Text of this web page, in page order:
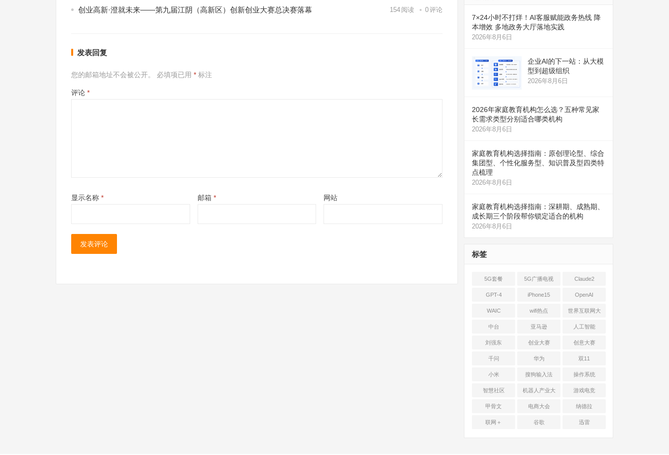
创业高新·澄就未来——第九届江阴（高新区）创新创业大赛总决赛落幕 154 阅读 0评论
发表回复
您的邮箱地址不会被公开。 必填项已用 * 标注
评论 *
显示名称 * 邮箱 * 网站
7×24小时不打烊！AI客服赋能政务热线 降
本增效 多地政务大厅落地实践
2026年8月6日
企业AI的下一站：从大模
型到超级组织
2026年8月6日
2026年家庭教育机构怎么选？五种常见家
长需求类型分别适合哪类机构
2026年8月6日
家庭教育机构选择指南：原创理论型、综合
集团型、个性化服务型、知识普及型四类特
点梳理
2026年8月6日
家庭教育机构选择指南：深耕期、成熟期、
成长期三个阶段帮你锁定适合的机构
2026年8月6日
标签
5G套餐 5G广播电视 Claude2
GPT-4 iPhone15 OpenAI
WAIC wifi热点 世界互联网大
会
中台 亚马逊 人工智能
刘强东 创业大赛 创意大赛
千问 华为 双11
小米 搜狗输入法 操作系统
智慧社区 机器人产业大
会
游戏电竞
甲骨文 电商大会 纳德拉
联网＋ 谷歌 迅雷